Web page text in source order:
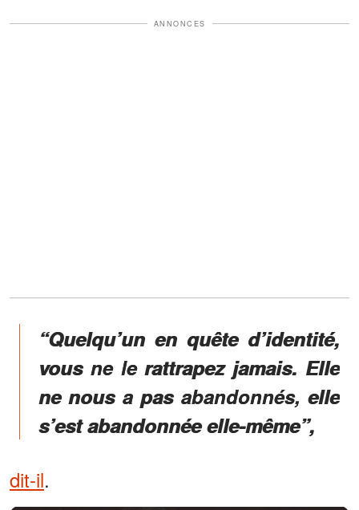
ANNONCES
“Quelqu’un en quête d’identité,
vous ne le rattrapez jamais. Elle
ne nous a pas abandonnés, elle
s’est abandonnée elle-même”,
dit-il.